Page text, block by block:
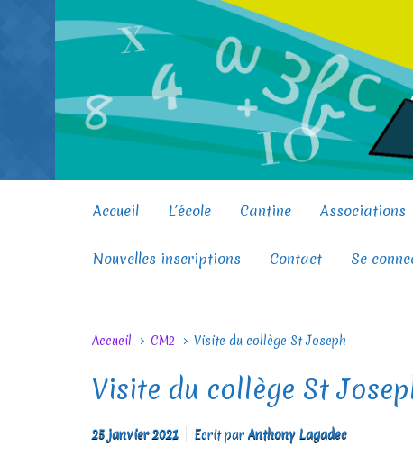
Skip to main content
Accueil L’école Cantine Associations
Nouvelles inscriptions Contact Se
Accueil CM2 Visite du collège St Joseph
Visite du collège St
25 janvier 2021 Ecrit par Anthony Lagadec